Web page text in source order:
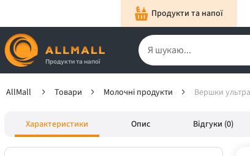
Продукти та напої
Продукти та напої
AllMall Товари Молочні продукти Вершки
Характеристики Опис Відгуки (0)